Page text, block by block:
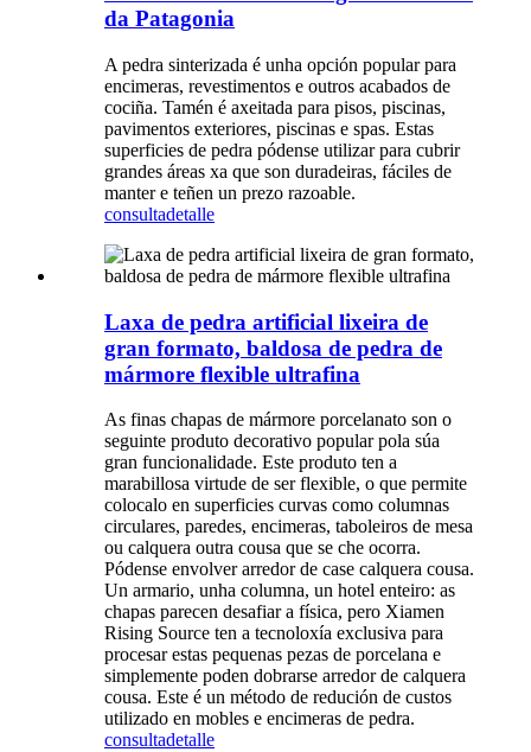
da Patagonia
A pedra sinterizada é unha opción popular para
encimeras, revestimentos e outros acabados de
cociña. Tamén é axeitada para pisos, piscinas,
pavimentos exteriores, piscinas e spas. Estas
superficies de pedra pódense utilizar para cubrir
grandes áreas xa que son duradeiras, fáciles de
manter e teñen un prezo razoable.
consultadetalle
Laxa de pedra artificial lixeira de
gran formato, baldosa de pedra de
mármore flexible ultrafina
As finas chapas de mármore porcelanato son o
seguinte produto decorativo popular pola súa
gran funcionalidade. Este produto ten a
marabillosa virtude de ser flexible, o que permite
colocalo en superficies curvas como columnas
circulares, paredes, encimeras, taboleiros de mesa
ou calquera outra cousa que se che ocorra.
Pódense envolver arredor de case calquera cousa.
Un armario, unha columna, un hotel enteiro: as
chapas parecen desafiar a física, pero Xiamen
Rising Source ten a tecnoloxía exclusiva para
procesar estas pequenas pezas de porcelana e
simplemente poden dobrarse arredor de calquera
cousa. Este é un método de redución de custos
utilizado en mobles e encimeras de pedra.
consultadetalle